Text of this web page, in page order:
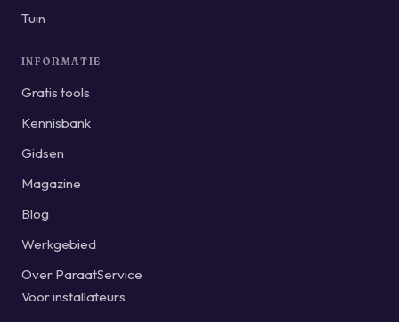
Tuin
INFORMATIE
Gratis tools
Kennisbank
Gidsen
Magazine
Blog
Werkgebied
Over ParaatService
Voor installateurs